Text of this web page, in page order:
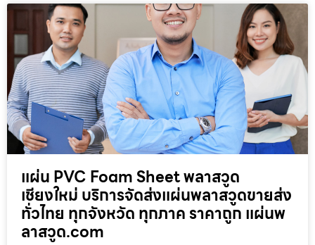
แผ่น PVC Foam Sheet พลาสวูด
เชียงใหม่ บริการจัดส่งแผ่นพลาสวูดขายส่ง
ทั่วไทย ทุกจังหวัด ทุกภาค ราคาถูก แผ่นพ
ลาสวูด.com